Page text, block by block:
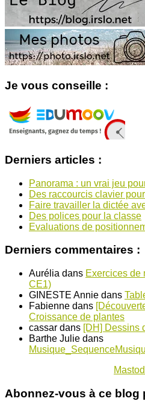
Je vous conseille :
Derniers articles :
Panorama : un vrai jeu
Des raccourcis clavier
Faire travailler la dictée
Des polices pour la classe
Evaluations de
Derniers commentaires :
Aurélia dans Exercices de
CE1)
GINESTE Annie dans
Fabienne dans
Croissance de plantes
cassar dans [DH] Dessins
Barthe Julie dans
Abonnez-vous à ce blog